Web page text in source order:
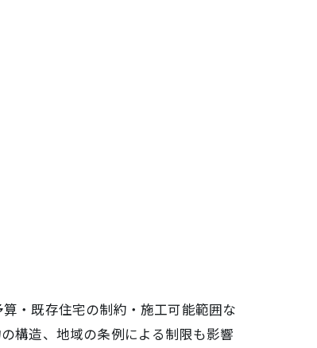
・既存住宅の制約・施工可能範囲な
構造、地域の条例による制限も影響